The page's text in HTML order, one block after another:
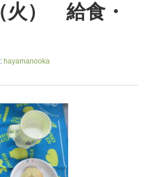
火） 給食・
hayamanooka